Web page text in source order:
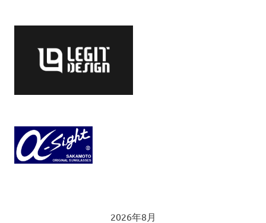
2026年8月